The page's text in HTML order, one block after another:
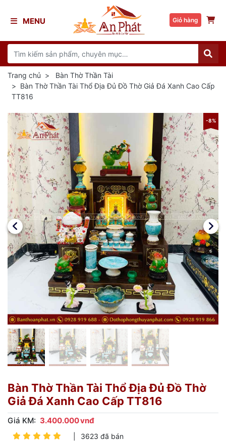
MENU Giỏ hàng
Trang chủ
Bàn Thờ Thần Tài
Bàn Thờ Thần Tài Thổ Địa Đủ Đồ Thờ Giả Đá Xanh Cao Cấp
TT816
-8%
Bàn Thờ Thần Tài Thổ Địa Đủ Đồ Thờ
Giả Đá Xanh Cao Cấp TT816
Giá KM: 3.400.000vnđ
3623 đã bán